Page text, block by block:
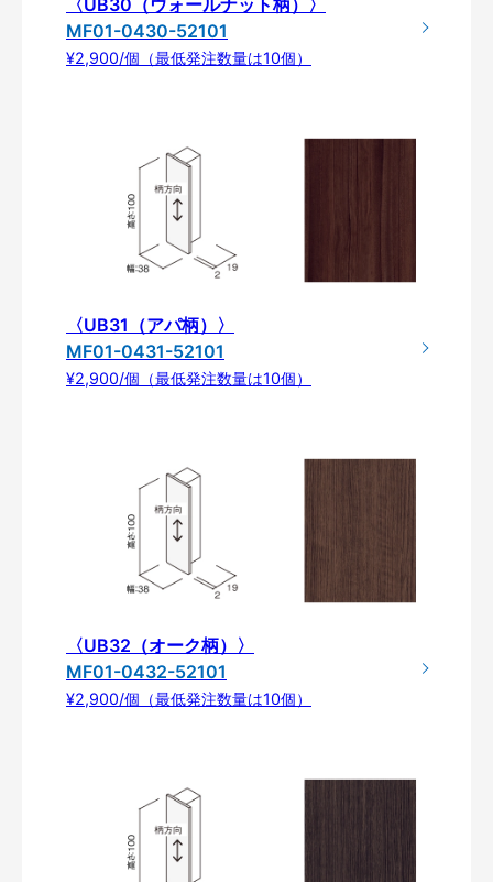
MF01-0430-52101
¥2,900/個（最低発注数量は10個）
〈UB31（アパ柄）〉
MF01-0431-52101
¥2,900/個（最低発注数量は10個）
〈UB32（オーク柄）〉
MF01-0432-52101
¥2,900/個（最低発注数量は10個）